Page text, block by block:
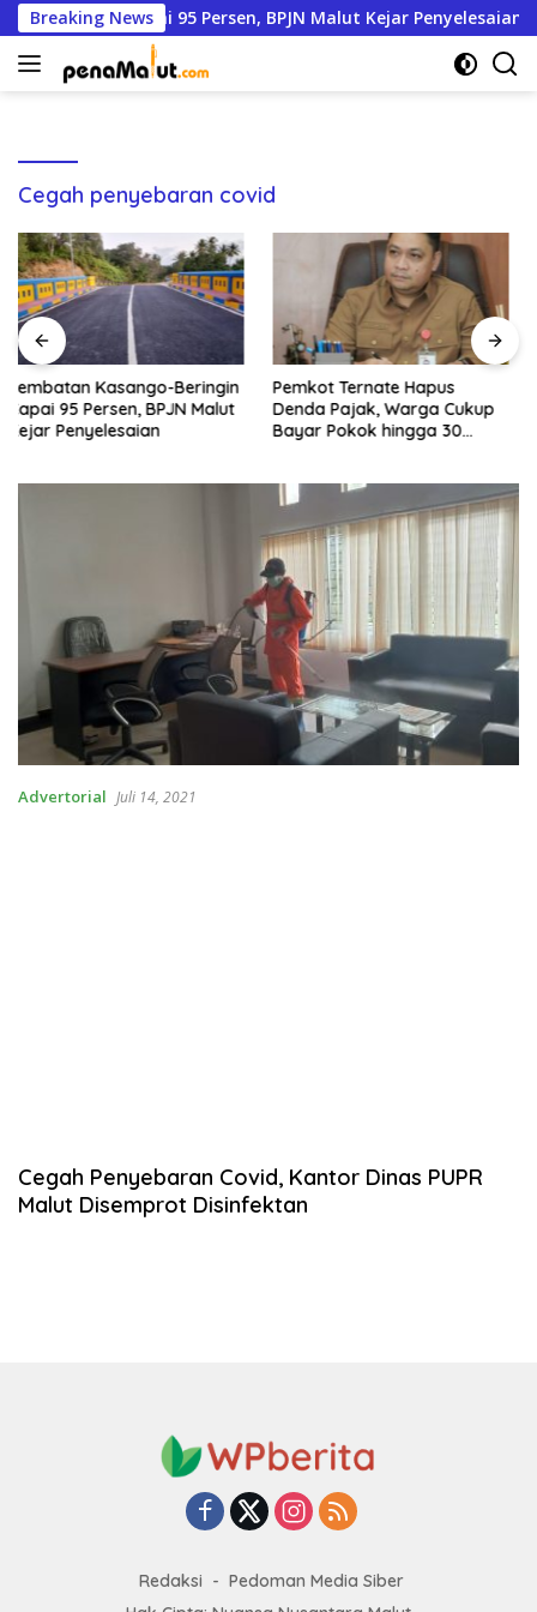
Langsung
ke
konten
Breaking News
Beringin Capai 95 Persen, BPJN Malut Kejar Penyelesaian
Cegah penyebaran covid
Pemkot Ternate Hapus
Denda Pajak, Warga Cukup
Bayar Pokok hingga 30
Kepsek SDN 84 Diduga
Tantang Kadis hingga
Disdik Halsel Siapkan
Advertorial Juli 14, 2021
Cegah Penyebaran Covid, Kantor Dinas PUPR
Malut Disemprot Disinfektan
Redaksi
Pedoman Media Siber